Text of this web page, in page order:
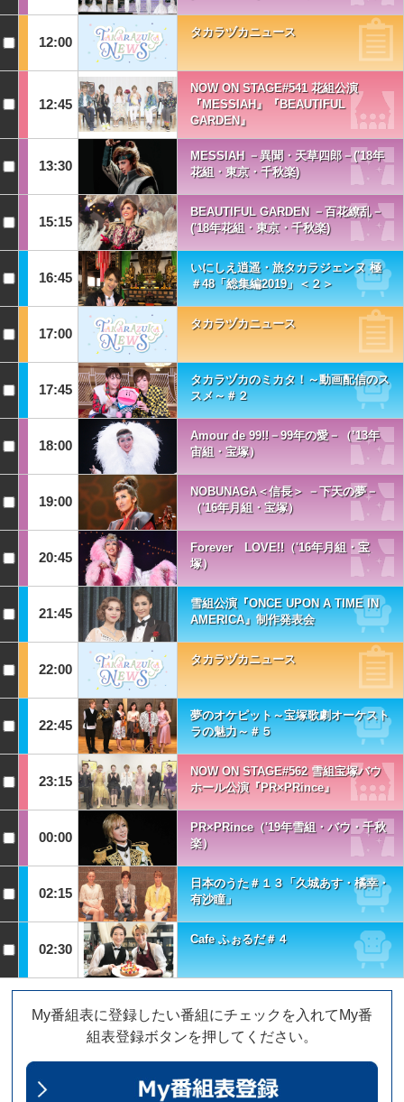
12:00
タカラヅカニュース
12:45
NOW ON STAGE#541 花組公演
『MESSIAH』『BEAUTIFUL
GARDEN』
13:30
MESSIAH －異聞・天草四郎－('18年
花組・東京・千秋楽)
15:15
BEAUTIFUL GARDEN －百花繚乱－
('18年花組・東京・千秋楽)
16:45
いにしえ逍遥・旅タカラジェンヌ 極
＃48「総集編2019」＜２＞
17:00
タカラヅカニュース
17:45
タカラヅカのミカタ！～動画配信のス
スメ～＃２
18:00
Amour de 99!!－99年の愛－（’13年
宙組・宝塚）
19:00
NOBUNAGA＜信長＞ －下天の夢－
（'16年月組・宝塚）
20:45
Forever LOVE!!（'16年月組・宝
塚）
21:45
雪組公演『ONCE UPON A TIME IN
AMERICA』制作発表会
22:00
タカラヅカニュース
22:45
夢のオケピット～宝塚歌劇オーケスト
ラの魅力～＃５
23:15
NOW ON STAGE#562 雪組宝塚バウ
ホール公演『PR×PRince』
00:00
PR×PRince（'19年雪組・バウ・千秋
楽）
02:15
日本のうた＃１３「久城あす・橘幸・
有沙瞳」
02:30
Cafe ふぉるだ＃４
My番組表に登録したい番組にチェックを入れてMy番
組表登録ボタンを押してください。